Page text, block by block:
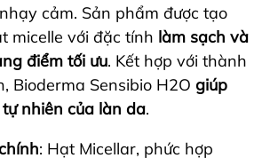
cảm. Sản phẩm được tạo
micelle với đặc tính làm sạch và
điểm tối ưu. Kết hợp với thành
Bioderma Sensibio H2O giúp
nhiên của làn da.
: Hạt Micellar, phức hợp